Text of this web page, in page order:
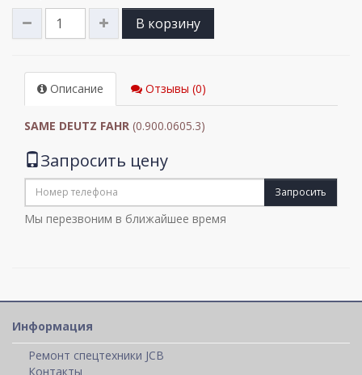
В корзину
Описание Отзывы (0)
SAME DEUTZ FAHR (0.900.0605.3)
Запросить цену
Запросить
Мы перезвоним в ближайшее время
Информация
Ремонт спецтехники JCB
Контакты